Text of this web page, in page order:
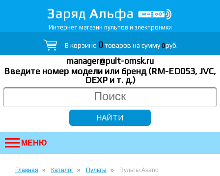
Интернет магазин пультов и электроники
В корзине 0товаров на сумму0руб.
manager@pult-omsk.ru
Введите номер модели или бренд (RM-ED053, JVC,
DEXP и т. д.)
МЕНЮ
Главная Каталог Пульты Пульты Asano